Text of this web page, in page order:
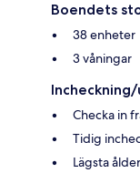
Boendets
38 enheter
3 våningar
Checka in
Tidig
Lägsta